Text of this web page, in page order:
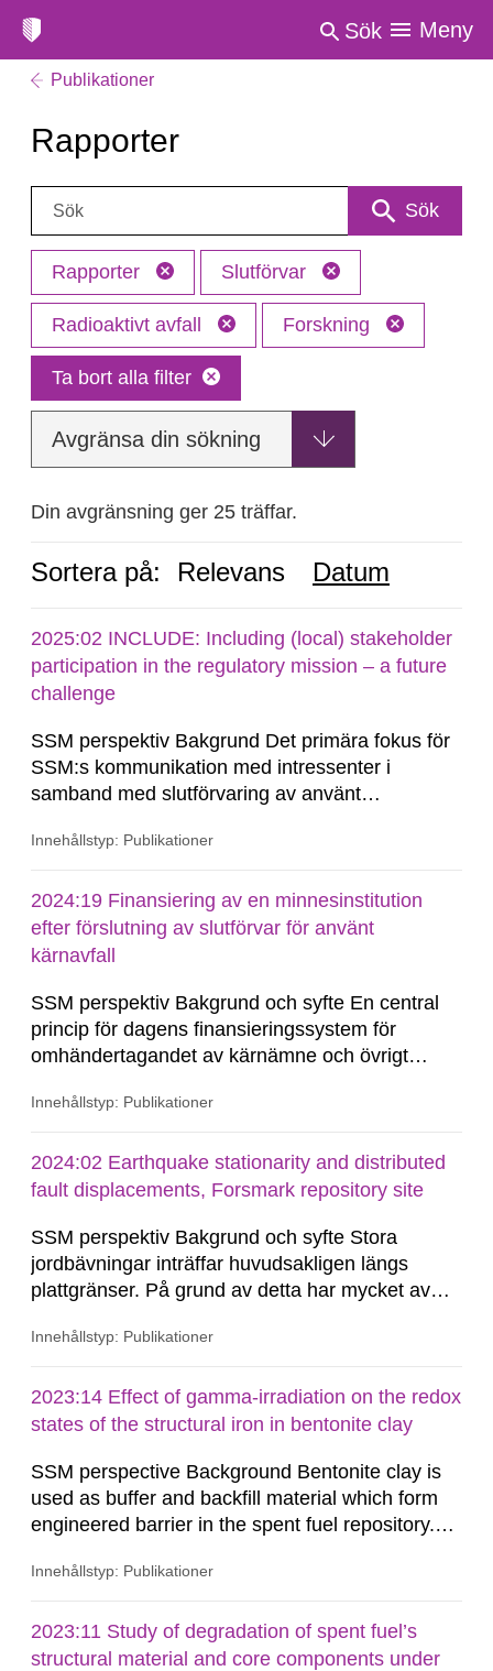
Sök Meny
Publikationer
Rapporter
Sök: Sök
Rapporter Slutförvar
Radioaktivt avfall Forskning
Ta bort alla filter
Avgränsa din sökning
Din avgränsning ger 25 träffar.
Sortera på: Relevans Datum
2025:02 INCLUDE: Including (local) stakeholder
participation in the regulatory mission – a future
challenge
SSM perspektiv Bakgrund Det primära fokus för
SSM:s kommunikation med intressenter i
samband med slutförvaring av använt
legat på formella samrådsprocesser kring den
utvecklingsprogram samt SKB:s
tillståndsansökningar enligt kärntekniklagen.
Innehållstyp: Publikationer
2024:19 Finansiering av en minnesinstitution
efter förslutning av slutförvar för använt
kärnavfall
SSM perspektiv Bakgrund och syfte En central
princip för dagens finansieringssystem för
omhändertagandet av kärnämne och övrigt
avveckling av kärnkraftverk är
finansieringssystem som grundas på en avgift
per levererad kilowattimme till den s.k.
Innehållstyp: Publikationer
2024:02 Earthquake stationarity and distributed
fault displacements, Forsmark repository site
SSM perspektiv Bakgrund och syfte Stora
jordbävningar inträffar huvudsakligen längs
plattgränser. På grund av detta har mycket av
Den allmänna bristen på seismicitet i stabila
har försvårat uppskattningar, såväl som
förståelsen,...
Innehållstyp: Publikationer
2023:14 Effect of gamma-irradiation on the redox
states of the structural iron in bentonite clay
SSM perspective Background Bentonite clay is
used as buffer and backfill material which form
engineered barrier in the spent fuel repository.
canister will be exposed to gamma and neutron
years after closure of the repository. The redox
states of the structural iron in montmorillonite,
Innehållstyp: Publikationer
2023:11 Study of degradation of spent fuel’s
structural material and core components under